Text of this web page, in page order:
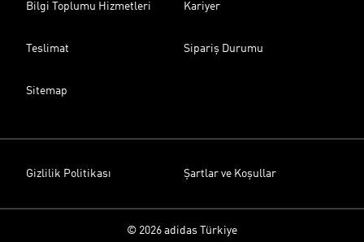
Bilgi Toplumu Hizmetleri Kariyer
Teslimat Sipariş Durumu
Sitemap
Gizlilik Politikası Şartlar ve Koşullar
© 2026 adidas Türkiye